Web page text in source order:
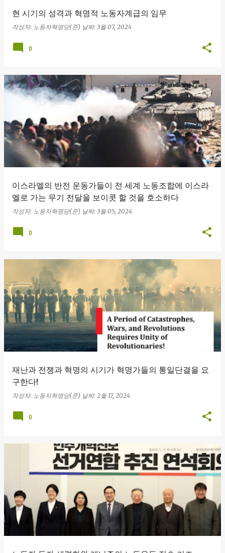
현 시기의 성격과 혁명적 노동자계급의 임무
작성자: 노동자혁명당(준) 날짜: 3월 07, 2024
0
이스라엘의 반전 운동가들이 전 세계 노동조합에 이스라
엘로 가는 무기 전달을 보이콧 할 것을 호소하다
작성자: 노동자혁명당(준) 날짜: 3월 05, 2024
0
재난과 전쟁과 혁명의 시기가 혁명가들의 통일단결을 요
구한다!
작성자: 노동자혁명당(준) 날짜: 2월 17, 2024
0